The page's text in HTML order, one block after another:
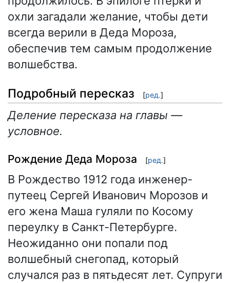
охли загадали желание, чтобы дети
всегда верили в Деда Мороза,
обеспечив тем самым продолжение
волшебства.
Подробный пересказ [ред.]
Деление пересказа на главы —
условное.
Рождение Деда Мороза [ред.]
В Рождество 1912 года инженер-
путеец Сергей Иванович Морозов и
его жена Маша гуляли по Косому
переулку в Санкт-Петербурге.
Неожиданно они попали под
волшебный снегопад, который
случался раз в пятьдесят лет. Супруги